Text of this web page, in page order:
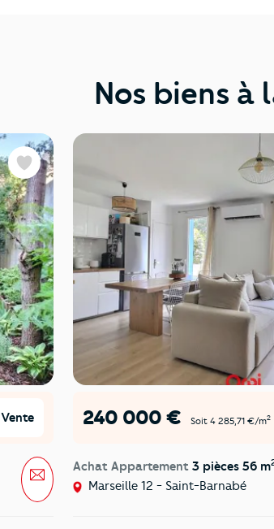
Nos biens à
Vente
Favoris
Message
240 000 € Soit 4 285,71 €/m2
Achat Appartement 3 pièces 56 m
Marseille 12 - Saint-Barnabé